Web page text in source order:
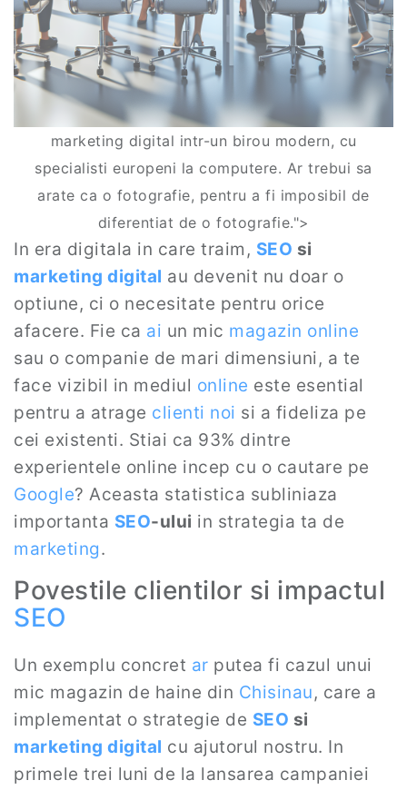
marketing digital intr-un birou modern, cu
specialisti europeni la computere. Ar trebui sa
arate ca o fotografie, pentru a fi imposibil de
diferentiat de o fotografie.">
In era digitala in care traim, SEO si
marketing digital au devenit nu doar o
optiune, ci o necesitate pentru orice
afacere. Fie ca ai un mic magazin online
sau o companie de mari dimensiuni, a te
face vizibil in mediul online este esential
pentru a atrage clienti noi si a fideliza pe
cei existenti. Stiai ca 93% dintre
experientele online incep cu o cautare pe
Google? Aceasta statistica subliniaza
importanta SEO-ului in strategia ta de
marketing.
Povestile clientilor si impactul
SEO
Un exemplu concret ar putea fi cazul unui
mic magazin de haine din Chisinau, care a
implementat o strategie de SEO si
marketing digital cu ajutorul nostru. In
primele trei luni de la lansarea campaniei